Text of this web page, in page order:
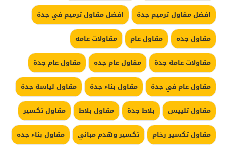
افضل مقاول ترميم جدة
افضل مقاول ترميم في جدة
مقاول جده
مقاول عام
مقاولات عامه
مقاولات عامة جدة
مقاول عام جده
مقاول عام جدة
مقاول عام في جدة
مقاول بناء جدة
مقاول لياسة جدة
مقاول تلييس
بلاط جدة مقاول بلاط
مقاول تكسير
مقاول تكسير رخام
تكسير وهدم مباني
مقاول بناء جده